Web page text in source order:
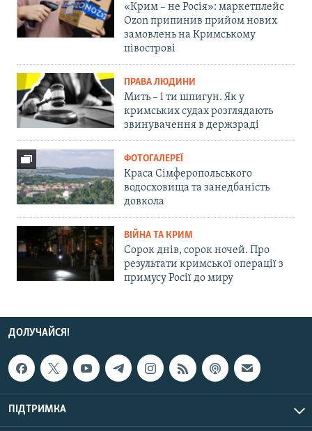
«Крим – не Росія»: маркетплейс
Ozon припинив прийом нових
замовлень на Кримському
півострові
ПРАВА ЛЮДИНИ
Мить – і ти шпигун. Як у
кримських судах розглядають
звинувачення в держзраді
ФОТОГАЛЕРЕЇ
Краса Сімферопольського
водосховища та занедбаність
довкола
ВІЙНА ТА КРИМ
Сорок днів, сорок ночей. Про
результати кримської операції з
примусу Росії до миру
ДОЛУЧАЙСЯ!
ПІДТРИМКА